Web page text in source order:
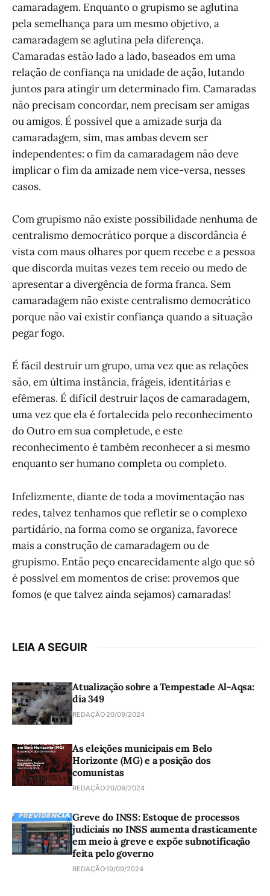
camaradagem. Enquanto o grupismo se aglutina
pela semelhança para um mesmo objetivo, a
camaradagem se aglutina pela diferença.
Camaradas estão lado a lado, baseados em uma
relação de confiança na unidade de ação, lutando
juntos para atingir um determinado fim. Camaradas
não precisam concordar, nem precisam ser amigas
ou amigos. É possível que a amizade surja da
camaradagem, sim, mas ambas devem ser
independentes: o fim da camaradagem não deve
implicar o fim da amizade nem vice-versa, nesses
casos.
Com grupismo não existe possibilidade nenhuma de
centralismo democrático porque a discordância é
vista com maus olhares por quem recebe e a pessoa
que discorda muitas vezes tem receio ou medo de
apresentar a divergência de forma franca. Sem
camaradagem não existe centralismo democrático
porque não vai existir confiança quando a situação
pegar fogo.
É fácil destruir um grupo, uma vez que as relações
são, em última instância, frágeis, identitárias e
efêmeras. É difícil destruir laços de camaradagem,
uma vez que ela é fortalecida pelo reconhecimento
do Outro em sua completude, e este
reconhecimento é também reconhecer a si mesmo
enquanto ser humano completa ou completo.
Infelizmente, diante de toda a movimentação nas
redes, talvez tenhamos que refletir se o complexo
partidário, na forma como se organiza, favorece
mais a construção de camaradagem ou de
grupismo. Então peço encarecidamente algo que só
é possível em momentos de crise: provemos que
fomos (e que talvez ainda sejamos) camaradas!
LEIA A SEGUIR
Atualização sobre a Tempestade Al-Aqsa:
dia 349
REDAÇÃO 20/09/2024
As eleições municipais em Belo
Horizonte (MG) e a posição dos
comunistas
REDAÇÃO 20/09/2024
Greve do INSS: Estoque de processos
judiciais no INSS aumenta drasticamente
em meio à greve e expõe subnotificação
feita pelo governo
REDAÇÃO19/09/2024